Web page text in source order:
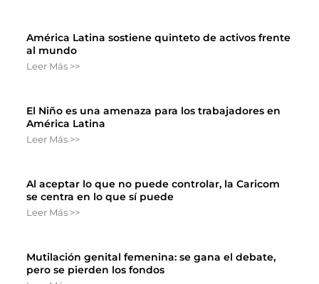
América Latina sostiene quinteto de activos frente
al mundo
Leer Más >>
El Niño es una amenaza para los trabajadores en
América Latina
Leer Más >>
Al aceptar lo que no puede controlar, la Caricom
se centra en lo que sí puede
Leer Más >>
Mutilación genital femenina: se gana el debate,
pero se pierden los fondos